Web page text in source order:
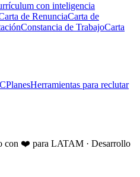
con inteligencia
de RenunciaCarta de
Constancia de TrabajoCarta
PlanesHerramientas para reclutar
con ❤️ para LATAM · Desarrollo